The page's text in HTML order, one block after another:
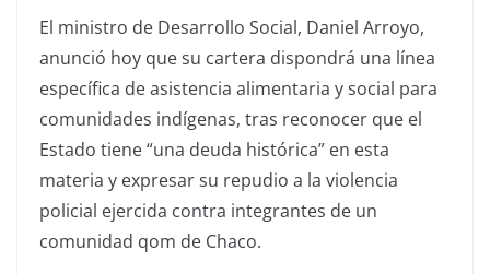
El ministro de Desarrollo Social, Daniel Arroyo,
anunció hoy que su cartera dispondrá una línea
específica de asistencia alimentaria y social para
comunidades indígenas, tras reconocer que el
Estado tiene “una deuda histórica” en esta
materia y expresar su repudio a la violencia
policial ejercida contra integrantes de un
comunidad qom de Chaco.